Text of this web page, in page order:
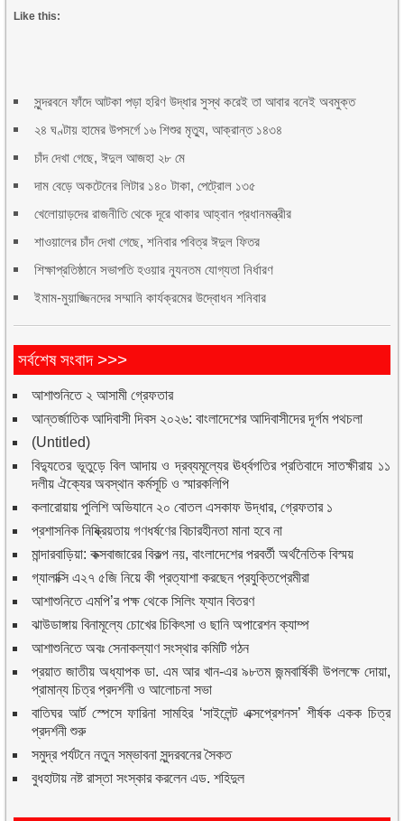
Like this:
সুন্দরবনে ফাঁদে আটকা পড়া হরিণ উদ্ধার সুস্থ করেই তা আবার বনেই অবমুক্ত
২৪ ঘণ্টায় হামের উপসর্গে ১৬ শিশুর মৃত্যু, আক্রান্ত ১৪৩৪
চাঁদ দেখা গেছে, ঈদুল আজহা ২৮ মে
দাম বেড়ে অকটেনের লিটার ১৪০ টাকা, পেট্রোল ১৩৫
খেলোয়াড়দের রাজনীতি থেকে দূরে থাকার আহ্বান প্রধানমন্ত্রীর
শাওয়ালের চাঁদ দেখা গেছে, শনিবার পবিত্র ঈদুল ফিতর
শিক্ষাপ্রতিষ্ঠানে সভাপতি হওয়ার ন্যূনতম যোগ্যতা নির্ধারণ
ইমাম-মুয়াজ্জিনদের সম্মানি কার্যক্রমের উদ্বোধন শনিবার
সর্বশেষ সংবাদ >>>
আশাশুনিতে ২ আসামী গ্রেফতার
আন্তর্জাতিক আদিবাসী দিবস ২০২৬: বাংলাদেশের আদিবাসীদের দূর্গম পথচলা
(Untitled)
বিদ্যুতের ভূতুড়ে বিল আদায় ও দ্রব্যমূল্যের ঊর্ধ্বগতির প্রতিবাদে সাতক্ষীরায় ১১
দলীয় ঐক্যের অবস্থান কর্মসূচি ও স্মারকলিপি
কলারোয়ায় পুলিশি অভিযানে ২০ বোতল এসকাফ উদ্ধার, গ্রেফতার ১
প্রশাসনিক নিষ্ক্রিয়তায় গণধর্ষণের বিচারহীনতা মানা হবে না
মান্দারবাড়িয়া: কক্সবাজারের বিকল্প নয়, বাংলাদেশের পরবর্তী অর্থনৈতিক বিস্ময়
গ্যালাক্সি এ২৭ ৫জি নিয়ে কী প্রত্যাশা করছেন প্রযুক্তিপ্রেমীরা
আশাশুনিতে এমপি’র পক্ষ থেকে সিলিং ফ্যান বিতরণ
ঝাউডাঙ্গায় বিনামূল্যে চোখের চিকিৎসা ও ছানি অপারেশন ক্যাম্প
আশাশুনিতে অবঃ সেনাকল্যাণ সংস্থার কমিটি গঠন
প্রয়াত জাতীয় অধ্যাপক ডা. এম আর খান-এর ৯৮তম জন্মবার্ষিকী উপলক্ষে দোয়া,
প্রামান্য চিত্র প্রদর্শনী ও আলোচনা সভা
বাতিঘর আর্ট স্পেসে ফারিনা সামহির ‘সাইলেন্ট এক্সপ্রেশনস’ শীর্ষক একক চিত্র
প্রদর্শনী শুরু
সমুদ্র পর্যটনে নতুন সম্ভাবনা সুন্দরবনের সৈকত
বুধহাটায় নষ্ট রাস্তা সংস্কার করলেন এড. শহিদুল